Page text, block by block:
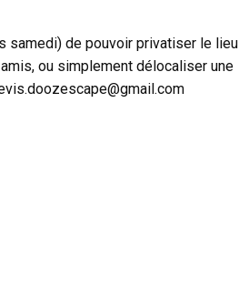
samedi) de pouvoir privatiser le lieu
ou simplement délocaliser une